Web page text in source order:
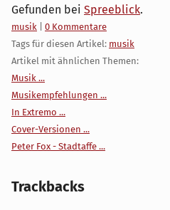
Gefunden bei Spreeblick.
Kategorien:
musik
0 Kommentare
Tags für diesen Artikel: musik
Artikel mit ähnlichen Themen:
Musik ...
Musikempfehlungen ...
In Extremo ...
Cover-Versionen ...
Peter Fox - Stadtaffe ...
Trackbacks